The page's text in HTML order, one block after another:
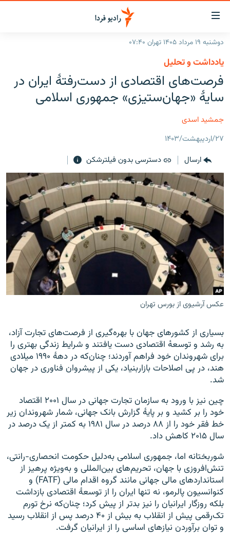
لینک‌های
قابلیت
دسترسی
بازگشت
منوی
اصلی
صفحه
ایران
جهان
فرکانس‌ها
چندرسانه‌ای
گزارش‌های تصویری
گزارش‌های ویدئویی
زنان فردا
English
به ما بپیوندید
زبان‌های دیگر
دوشنبه ۱۹ مرداد ۱۴۰۵ تهران ۰۷:۴۰
یادداشت و تحلیل
فرصت‌های اقتصادی از دست‌رفتهٔ ایران در
سایهٔ «جهان‌ستیزی» جمهوری اسلامی
جمشید اسدی
۲۷/اردیبهشت/۱۴۰۳
ارسال
دسترسی بدون فیلترشکن
عکس آرشیوی از بورس تهران
بسیاری از کشورهای جهان با بهره‌گیری از فرصت‌های تجارت آزاد،
به رشد و توسعه‌ٔ اقتصادی دست یافتند و شرایط زندگی بهتری را
برای شهروندان خود فراهم آوردند؛ چنان‌که در دههٔ ۱۹۹۰ میلادی
هند، در پی اصلاحات بازاربنیاد، یکی از پیشروان فناوری در جهان
شد.
چین نیز با ورود به سازمان تجارت جهانی در سال ۲۰۰۱ اقتصاد
خود را بر کشید و بر پایهٔ گزارش بانک جهانی، شمار شهروندان زیر
خط فقر خود را از ۸۸ درصد در سال‌ ۱۹۸۱ به کمتر از یک درصد در
سال ۲۰۱۵ کاهش داد.
شوربختانه اما، جمهوری اسلامی به‌دلیل حکومت انحصاری-رانتی،
تنش‌افروزی با جهان، تحریم‌های بین‌المللی و به‌ویژه پرهیز از
استانداردهای مالی جهانی مانند گروه اقدام مالی (FATF) و
کنوانسیون پالرمو، نه تنها ایران را از توسعهٔ اقتصادی بازداشت
بلکه روزگار ایرانیان را نیز بدتر از پیش کرد؛ چنان‌که نرخ تورم
تک‌رقمی پیش از انقلاب به بیش از ۴۰ درصد پس از انقلاب رسید
و توان برآوردن نیازهای اساسی را از ایرانیان گرفت.